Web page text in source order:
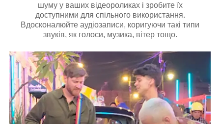
шуму у ваших відеороликах і зробите їх
доступними для спільного використання.
Вдосконалюйте аудіозаписи, коригуючи такі типи
звуків, як голоси, музика, вітер тощо.